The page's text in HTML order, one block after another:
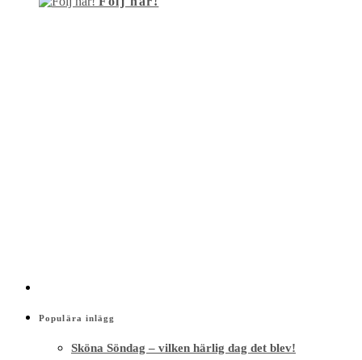
Populära inlägg
Sköna Söndag – vilken härlig dag det blev!